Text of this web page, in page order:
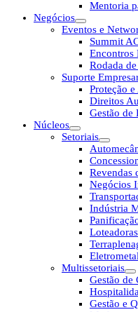
Mentoria
Negócios
Eventos e
Summit
Encontros
Rodada
Suporte
Proteção
Direitos
Gestão de
Núcleos
Setoriais
Revendas
Negócios
Indústria
Loteadoras
Multissetoriais
Gestão de
Gestão e